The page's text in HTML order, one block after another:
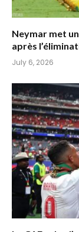
Neymar met
après
July 6, 2026